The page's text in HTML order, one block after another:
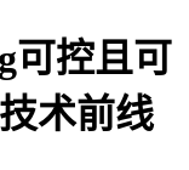
可控且可
术前线